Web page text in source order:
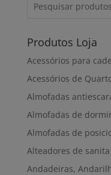
Produtos Loja
Acessórios para
Acessórios de
Almofadas
Almofadas de
Almofadas de
Alteadores de sanita
Andadeiras,